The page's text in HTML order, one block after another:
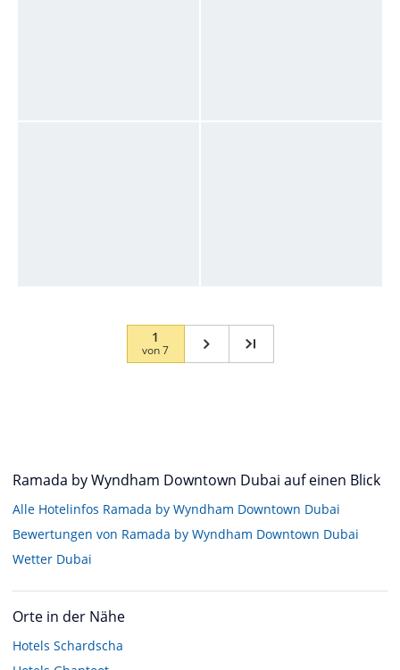
1
von7
Ramada by Wyndham Downtown Dubai auf einen Blick
Alle Hotelinfos Ramada by Wyndham Downtown Dubai
Bewertungen von Ramada by Wyndham Downtown Dubai
Wetter Dubai
Orte in der Nähe
Hotels Schardscha